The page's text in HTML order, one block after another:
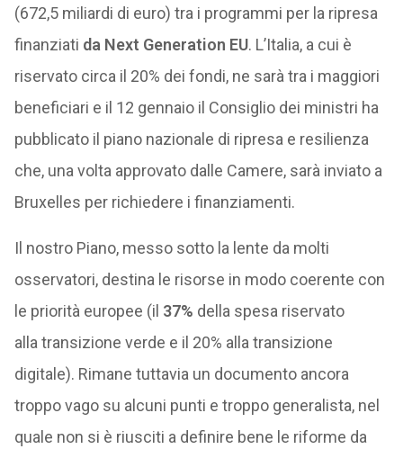
(672,5 miliardi di euro) tra i programmi per la ripresa
finanziati da Next Generation EU. L’Italia, a cui è
riservato circa il 20% dei fondi, ne sarà tra i maggiori
beneficiari e il 12 gennaio il Consiglio dei ministri ha
pubblicato il piano nazionale di ripresa e resilienza
che, una volta approvato dalle Camere, sarà inviato a
Bruxelles per richiedere i finanziamenti.
Il nostro Piano, messo sotto la lente da molti
osservatori, destina le risorse in modo coerente con
le priorità europee (il 37% della spesa riservato
alla transizione verde e il 20% alla transizione
digitale). Rimane tuttavia un documento ancora
troppo vago su alcuni punti e troppo generalista, nel
quale non si è riusciti a definire bene le riforme da